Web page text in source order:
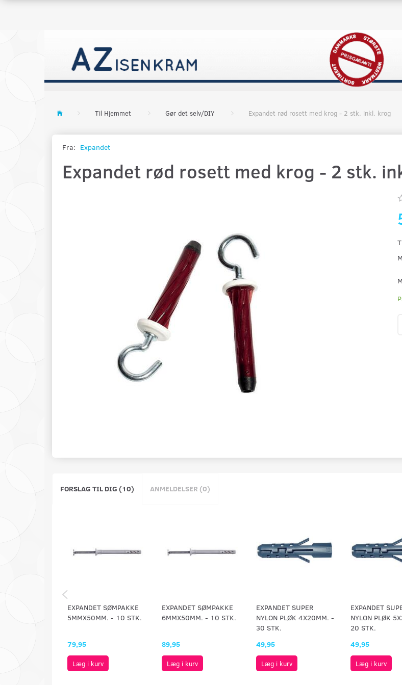
Til Hjemmet Gør det selv/DIY Expandet rød rosett med krog - 2 stk. inkl. krog
Fra: Expandet
Expandet rød rosett med krog - 2 stk.
FORSLAG TIL DIG (10) ANMELDELSER (0)
EXPANDET SØMPAKKE
5MMX50MM. - 10 STK.
79,95
Læg i kurv
EXPANDET SØMPAKKE
6MMX50MM. - 10 STK.
89,95
Læg i kurv
EXPANDET SUPER
NYLON PLØK 4X20MM. -
30 STK.
49,95
Læg i kurv
EXPANDET
NYLON PLØK
20 STK.
49,95
Læg i kurv